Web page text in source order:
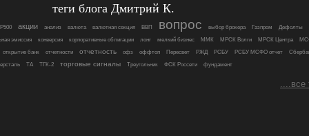
теги блога Дмитрий К.
акции анализ валюта валютная секция ВВП вопрос выбор брокера Газпром
Дефолты
эмиссия конверсия корпоративные облигации лонг мелкий бизнес ММК МРСК Волги МРСК Центра
открытие банк отчетности отчетность офз оффтоп Пересвет РЖД РСБУ РСБУ МСФО отчет
ТА ТГК-2 торговые сигналы Треугольник ФСК Россети фундамент
....все